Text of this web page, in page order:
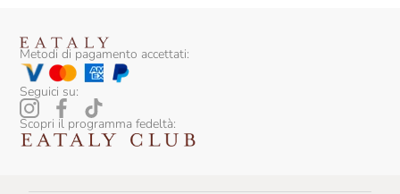
Metodi di pagamento accettati:
Seguici su:
Scopri il programma fedeltà: